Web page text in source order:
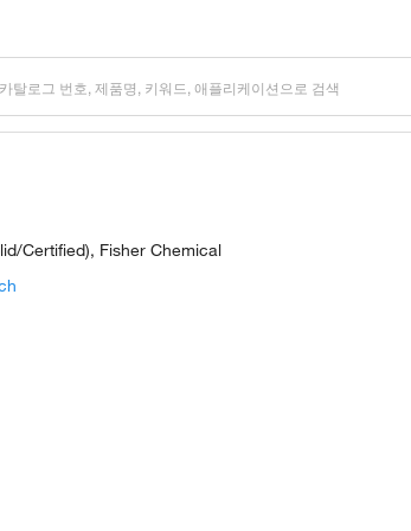
Certified), Fisher Chemical